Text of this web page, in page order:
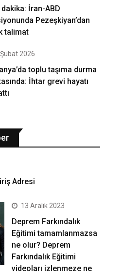
İran-ABD
Pezeşkiyan’dan
talimat
2026
toplu taşıma durma
İhtar grevi hayatı
Adresi
13 Aralık 2023
Deprem Farkındalık
Eğitimi tamamlanmazsa
ne olur? Deprem
Farkındalık Eğitimi
videoları izlenmeze ne